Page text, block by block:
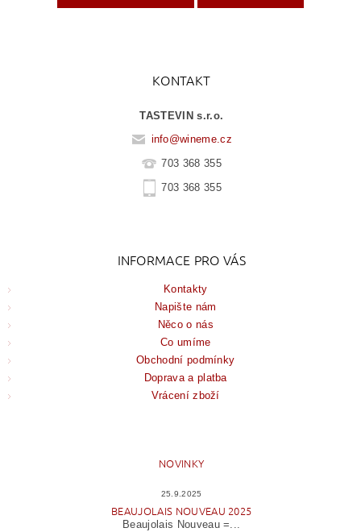
KONTAKT
TASTEVIN s.r.o.
info@wineme.cz
703 368 355
703 368 355
INFORMACE PRO VÁS
Kontakty
Napište nám
Něco o nás
Co umíme
Obchodní podmínky
Doprava a platba
Vrácení zboží
NOVINKY
25.9.2025
BEAUJOLAIS NOUVEAU 2025
Beaujolais Nouveau =...